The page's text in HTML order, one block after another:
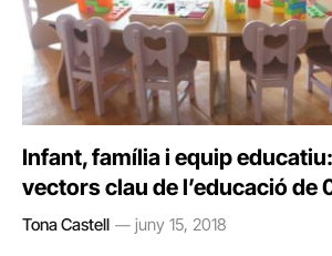
Infant, família i equip
vectors clau de l’educació de
Tona Castell juny 15, 2018